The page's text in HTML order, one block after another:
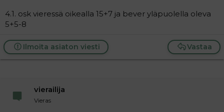
2.5 mitä näissä haetaan, kun ei mikään vaatetyyli kelpaa
niitä vaatekappaleita. Vaikka semmonen millä on
pitkä piikikäs ja kapea pystytukka tai semmonen kun
otetaan hymiön englannin kielisestä nimestä pari
4.3 pääsana oikealle 4
ylhäällä 1 5 5 7 9 8
4.1. osk vieressä oikealla 15+7 ja bever yläpuolella oleva
5+5-8
Vastaa
Ilmoita asiaton viesti
vierailija
Vieras